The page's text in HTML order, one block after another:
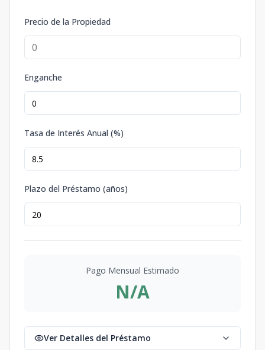
Precio de la Propiedad
Enganche
Tasa de Interés Anual (%)
Plazo del Préstamo (años)
Pago Mensual Estimado
N/A
Ver Detalles del Préstamo